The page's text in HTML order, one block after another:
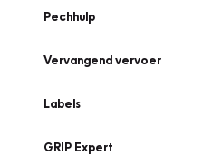
Pechhulp
Vervangend vervoer
Labels
GRIP Expert